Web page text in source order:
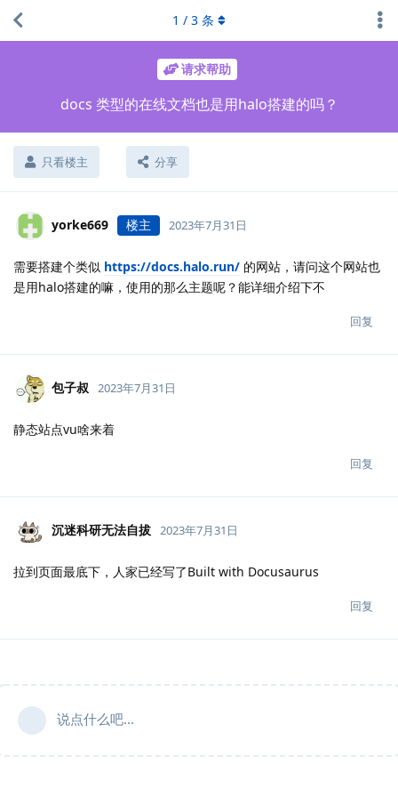
请求帮助
docs 类型的在线文档也是用halo搭建的吗？
只看楼主 分享
1 / 3 条
yorke669 楼主 2023年7月31日
需要搭建个类似 https://docs.halo.run/ 的网站，请问这个网站也
是用halo搭建的嘛，使用的那么主题呢？能详细介绍下不
回复
包子叔 2023年7月31日
静态站点vu啥来着
回复
沉迷科研无法自拔 2023年7月31日
拉到页面最底下，人家已经写了Built with Docusaurus
回复
说点什么吧...